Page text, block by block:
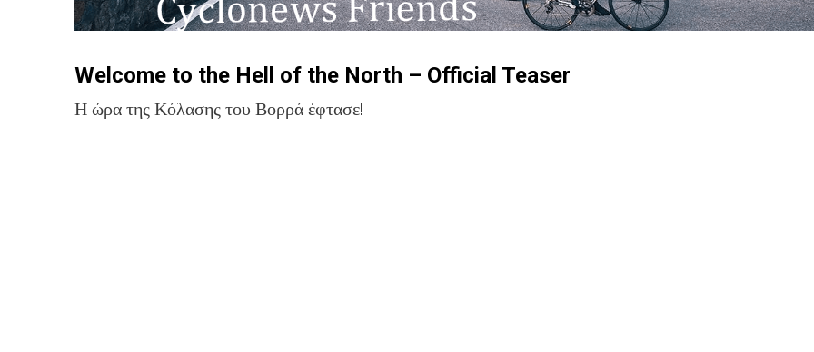
Welcome to the Hell of the North – Official Teaser
Η ώρα της Κόλασης του Βορρά έφτασε!